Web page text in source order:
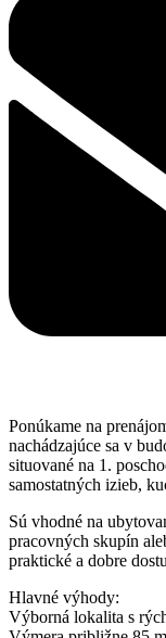
Ponúkame na
nachádzajúce sa v
situované na 1.
samostatných izieb,
Sú vhodné na
pracovných skupín
praktické a dobre
Hlavné výhody:
Výborná lokalita s